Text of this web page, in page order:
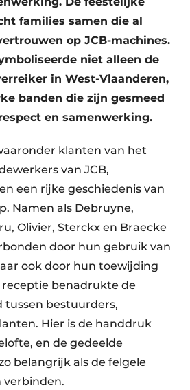
families samen die al
op JCB-machines.
niet alleen de
in West-Vlaanderen,
banden die zijn gesmeed
en samenwerking.
klanten van het
van JCB,
een rijke geschiedenis van
Namen als Debruyne,
Olivier, Sterckx en Braecke
door hun gebruik van
ook door hun toewijding
receptie benadrukte de
bestuurders,
Hier is de handdruk
en de gedeelde
belangrijk als de felgele
verbinden.